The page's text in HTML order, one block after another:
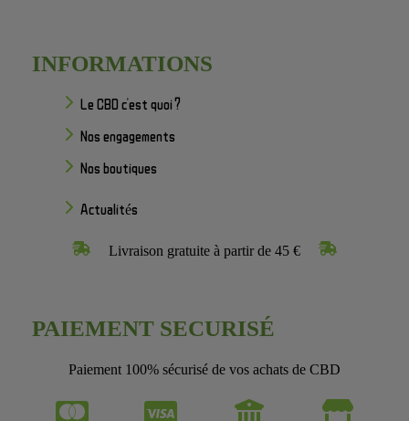
INFORMATIONS
Le CBD c'est quoi ?
Nos engagements
Nos boutiques
Actualités
Livraison gratuite à partir de 45 €
PAIEMENT SECURISÉ
Paiement 100% sécurisé de vos achats de CBD